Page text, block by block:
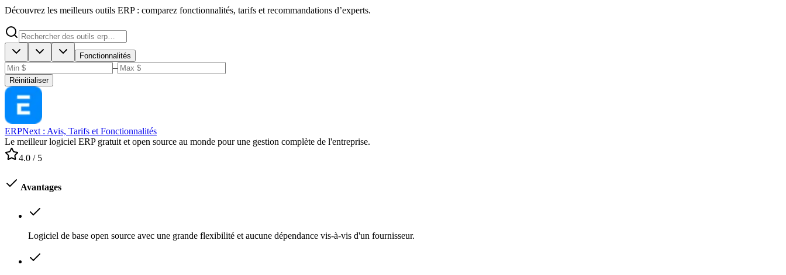
Découvrez les meilleurs outils ERP : comparez fonctionnalités, tarifs et recommandations d’experts.
Fonctionnalités
–
Réinitialiser
ERPNext : Avis, Tarifs et Fonctionnalités
Le meilleur logiciel ERP gratuit et open source au monde pour une gestion complète de l'entreprise.
4.0 / 5
Avantages
Logiciel de base open source avec une grande flexibilité et aucune dépendance vis-à-vis d'un fournisseur.